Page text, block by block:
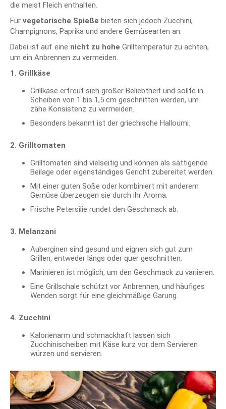
die meist Fleich enthalten.
Für vegetarische Spieße bieten sich jedoch Zucchini,
Champignons, Paprika und andere Gemüsearten an.
Dabei ist auf eine nicht zu hohe Grilltemperatur zu achten,
um ein Anbrennen zu vermeiden.
1. Grillkäse
Grillkäse erfreut sich großer Beliebtheit und sollte in
Scheiben von 1 bis 1,5 cm geschnitten werden, um
zähe Konsistenz zu vermeiden.
Besonders bekannt ist der griechische Halloumi.
2. Grilltomaten
Grilltomaten sind vielseitig und können als sättigende
Beilage oder eigenständiges Gericht zubereitet werden.
Mit einer guten Soße oder kombiniert mit anderem
Gemüse überzeugen sie durch ihr Aroma.
Frische Petersilie rundet den Geschmack ab.
3. Melanzani
Auberginen sind gesund und eignen sich gut zum
Grillen, entweder längs oder quer geschnitten.
Marinieren ist möglich, um den Geschmack zu variieren.
Eine Grillschale schützt vor Anbrennen, und häufiges
Wenden sorgt für eine gleichmäßige Garung.
4. Zucchini
Kalorienarm und schmackhaft lassen sich
Zucchinischeiben mit Käse kurz vor dem Servieren
würzen und servieren.